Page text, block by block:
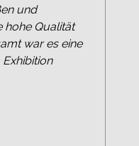
und
hohe Qualität
war es eine